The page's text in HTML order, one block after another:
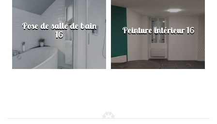
Pose de salle de bain
16 Peinture intérieur 16